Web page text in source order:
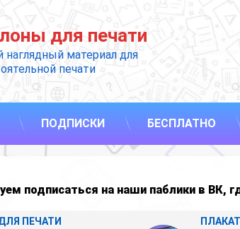
для печати
материал для
печати
ПОДПИСКИ БЕСПЛАТНО
подписаться на наши паблики в ВК,
ПЕЧАТИ